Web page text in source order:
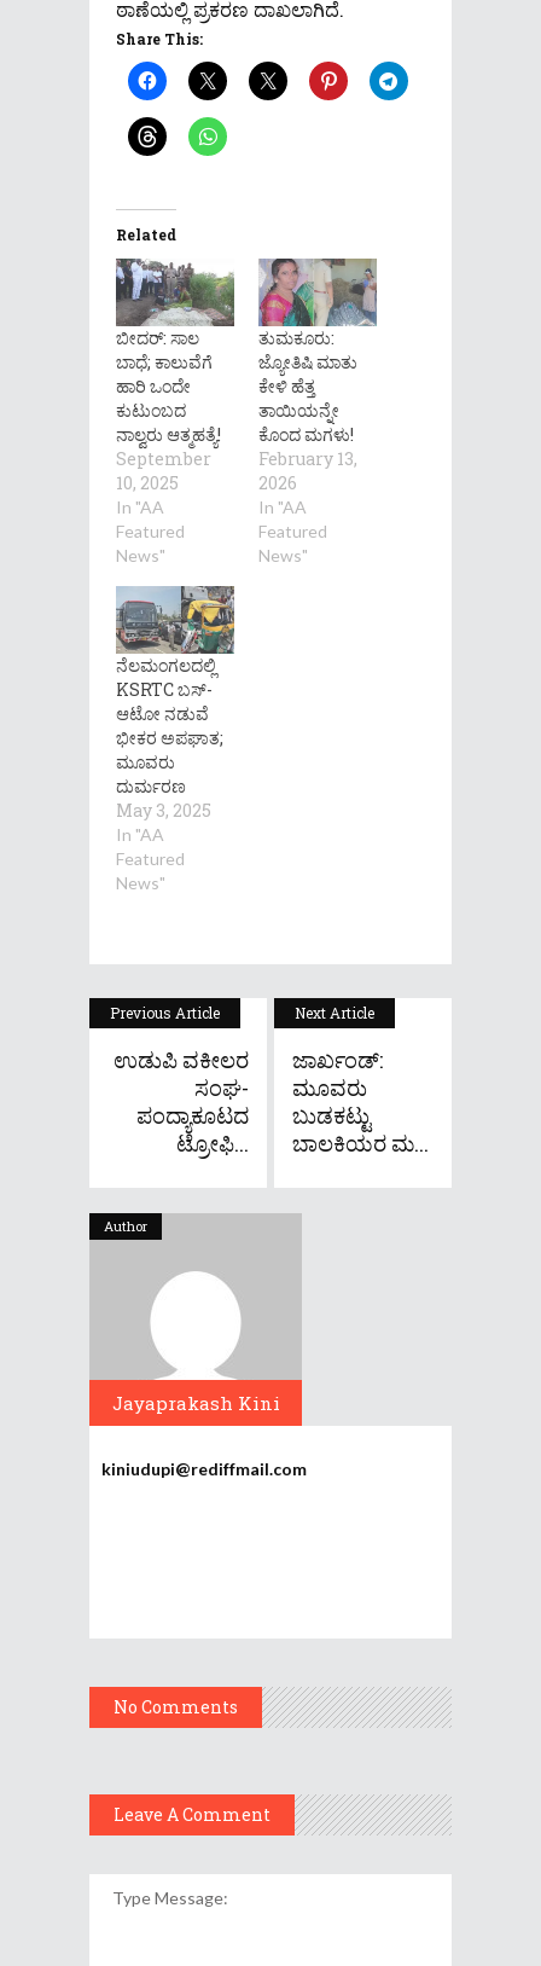
ಠಾಣೆಯಲ್ಲಿ ಪ್ರಕರಣ ದಾಖಲಾಗಿದೆ.
Share This:
Related
ಬೀದರ್: ಸಾಲ
ಬಾಧೆ; ಕಾಲುವೆಗೆ
ಹಾರಿ ಒಂದೇ
ಕುಟುಂಬದ
ನಾಲ್ವರು ಆತ್ಮಹತ್ಯೆ!
September
10, 2025
In "AA
Featured
News"
ತುಮಕೂರು:
ಜ್ಯೋತಿಷಿ ಮಾತು
ಕೇಳಿ ಹೆತ್ತ
ತಾಯಿಯನ್ನೇ
ಕೊಂದ ಮಗಳು!
February 13,
2026
In "AA
Featured
News"
ನೆಲಮಂಗಲದಲ್ಲಿ
KSRTC ಬಸ್-
ಆಟೋ ನಡುವೆ
ಭೀಕರ ಅಪಘಾತ;
ಮೂವರು
ದುರ್ಮರಣ
May 3, 2025
In "AA
Featured
News"
Previous Article
ಉಡುಪಿ ವಕೀಲರ
ಸಂಘ-
ಪಂದ್ಯಾಕೂಟದ
ಟ್ರೋಫಿ...
Next Article
ಜಾರ್ಖಂಡ್:
ಮೂವರು
ಬುಡಕಟ್ಟು
ಬಾಲಕಿಯರ ಮ...
Author
Jayaprakash Kini
kiniudupi@rediffmail.com
No Comments
Leave A Comment